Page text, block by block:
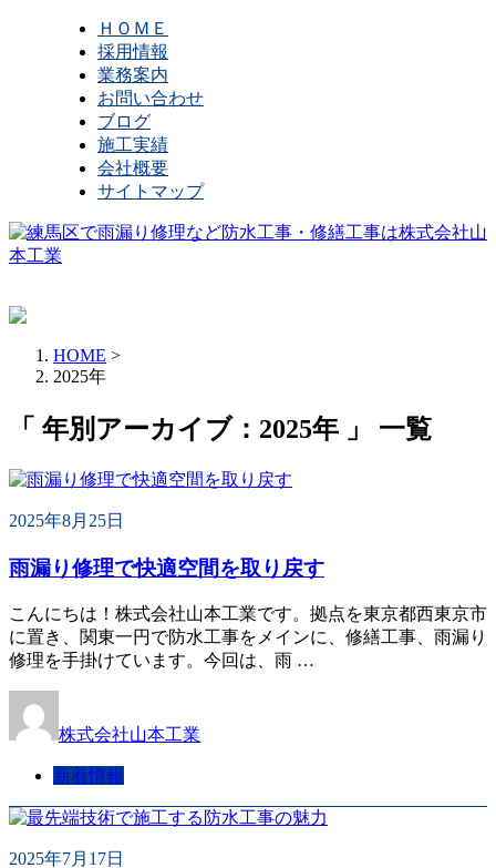
ＨＯＭＥ
採用情報
業務案内
お問い合わせ
ブログ
施工実績
会社概要
サイトマップ
HOME >
2025年
「 年別アーカイブ：2025年 」 一覧
2025年8月25日
雨漏り修理で快適空間を取り戻す
こんにちは！株式会社山本工業です。拠点を東京都西東京市
に置き、関東一円で防水工事をメインに、修繕工事、雨漏り
修理を手掛けています。今回は、雨 …
株式会社山本工業
新着情報
2025年7月17日